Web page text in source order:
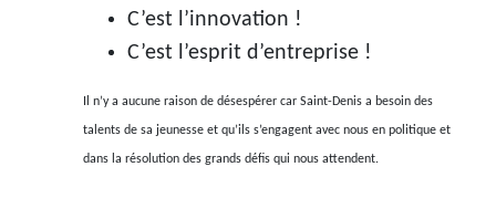
C’est l’innovation !
C’est l’esprit d’entreprise !
Il n’y a aucune raison de désespérer car Saint-Denis a besoin des
talents de sa jeunesse et qu’ils s’engagent avec nous en politique et
dans la résolution des grands défis qui nous attendent.